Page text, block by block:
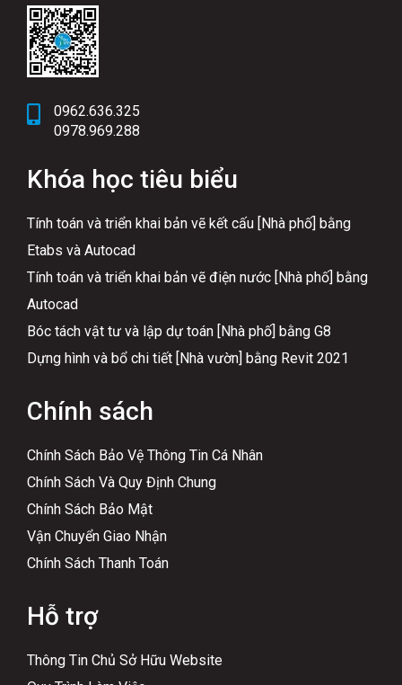
0962.636.325
0978.969.288
Khóa học tiêu biểu
Tính toán và triển khai bản vẽ kết cấu [Nhà phố] bằng
Etabs và Autocad
Tính toán và triển khai bản vẽ điện nước [Nhà phố] bằng
Autocad
Bóc tách vật tư và lập dự toán [Nhà phố] bằng G8
Dựng hình và bổ chi tiết [Nhà vườn] bằng Revit 2021
Chính sách
Chính Sách Bảo Vệ Thông Tin Cá Nhân
Chính Sách Và Quy Định Chung
Chính Sách Bảo Mật
Vận Chuyển Giao Nhận
Chính Sách Thanh Toán
Hỗ trợ
Thông Tin Chủ Sở Hữu Website